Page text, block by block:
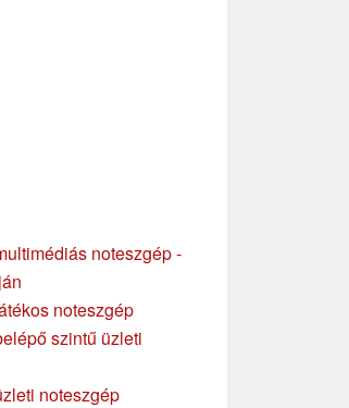
noteszgép -
noteszgép
szintű üzleti
noteszgép